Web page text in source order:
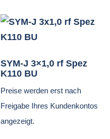
SYM-J 3×1,0 rf Spez
K110 BU
Preise werden erst nach
Freigabe Ihres Kundenkontos
angezeigt.